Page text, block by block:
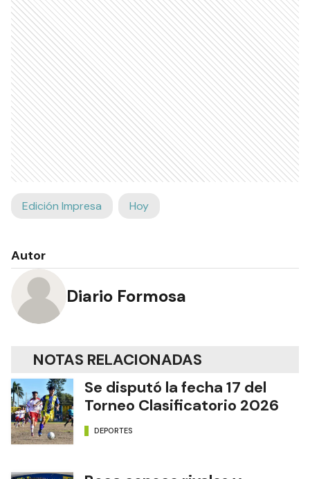
Edición Impresa Hoy
Autor
Diario Formosa
NOTAS RELACIONADAS
Se disputó la fecha 17 del
Torneo Clasificatorio 2026
DEPORTES